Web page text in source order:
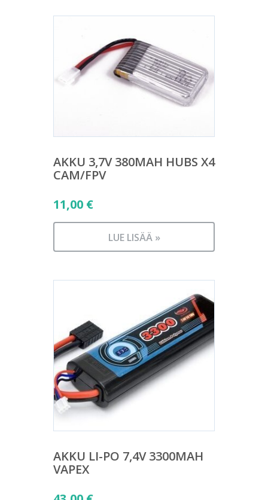
AKKU 3,7V 380MAH HUBS X4
CAM/FPV
11,00 €
LUE LISÄÄ »
AKKU LI-PO 7,4V 3300MAH
VAPEX